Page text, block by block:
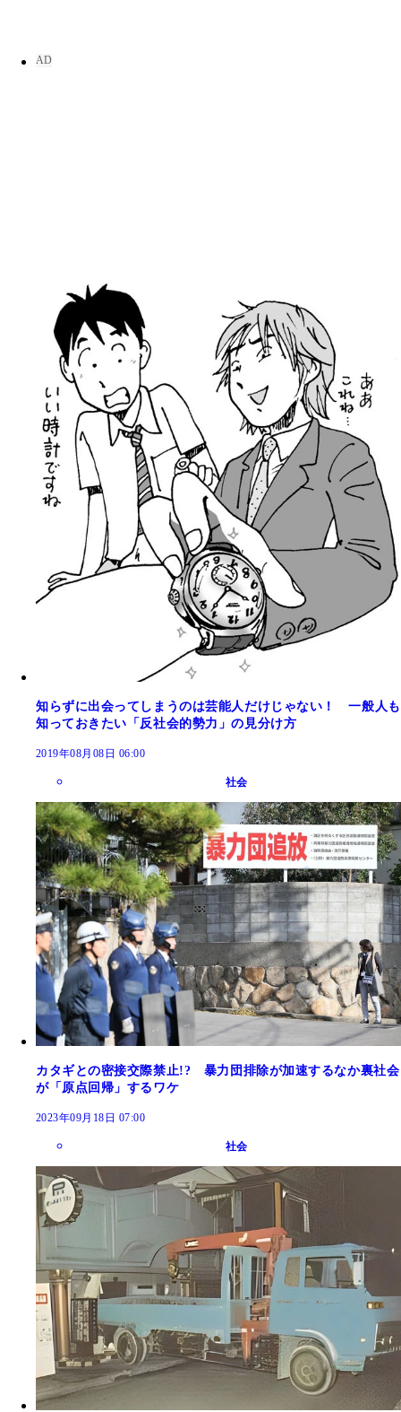
知らずに出会ってしまうのは芸能人だけじゃない！ 一般人も
知っておきたい「反社会的勢力」の見分け方
2019年08月08日 06:00
社会
カタギとの密接交際禁止!? 暴力団排除が加速するなか裏社会
が「原点回帰」するワケ
2023年09月18日 07:00
社会